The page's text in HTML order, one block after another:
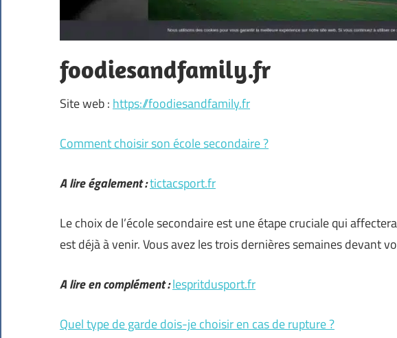
foodiesandfamily.fr
Site web : https://foodiesandfamily.fr
Comment choisir son école secondaire ?
A lire également :tictacsport.fr
Le choix de l’école secondaire est une étape cruciale qui
est déjà à venir. Vous avez les trois dernières semaines devant
A lire en complément :lespritdusport.fr
Quel type de garde dois-je choisir en cas de rupture ?